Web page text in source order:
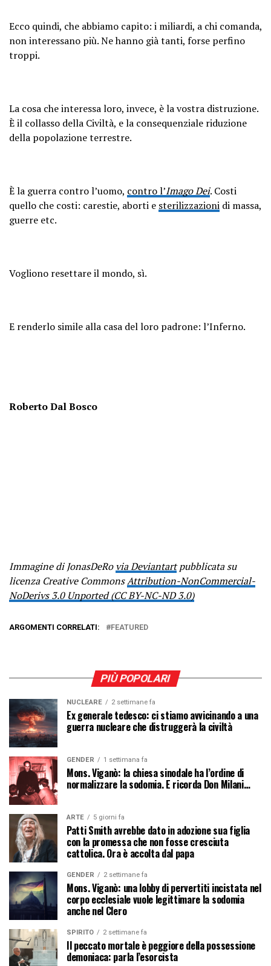
Ecco quindi, che abbiamo capito: i miliardi, a chi comanda,
non interessano più. Ne hanno già tanti, forse perfino
troppi.
La cosa che interessa loro, invece, è la vostra distruzione.
È il collasso della Civiltà, e la consequenziale riduzione
della popolazione terrestre.
È la guerra contro l’uomo, contro l’Imago Dei. Costi
quello che costi: carestie, aborti e sterilizzazioni di massa,
guerre etc.
Vogliono resettare il mondo, sì.
E renderlo simile alla casa del loro padrone: l’Inferno.
Roberto Dal Bosco
Immagine di JonasDeRovia Deviantartpubblicata su
licenza Creative CommonsAttribution-NonCommercial-
NoDerivs 3.0 Unported (CC BY-NC-ND 3.0)
ARGOMENTI CORRELATI: FEATURED
PIÙ POPOLARI
NUCLEARE 2 settimane fa
Ex generale tedesco: ci stiamo avvicinando a una
guerra nucleare che distruggerà la civiltà
GENDER 1 settimana fa
Mons. Viganò: la chiesa sinodale ha l’ordine di
normalizzare la sodomia. E ricorda Don Milani…
ARTE 5 giorni fa
Patti Smith avrebbe dato in adozione sua figlia
con la promessa che non fosse cresciuta
cattolica. Ora è accolta dal papa
GENDER 2 settimane fa
Mons. Viganò: una lobby di pervertiti incistata nel
corpo ecclesiale vuole legittimare la sodomia
anche nel Clero
SPIRITO 2 settimane fa
Il peccato mortale è peggiore della possessione
demoniaca: parla l’esorcista